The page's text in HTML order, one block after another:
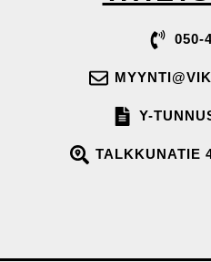
050-
Y-
TALKKUNATIE